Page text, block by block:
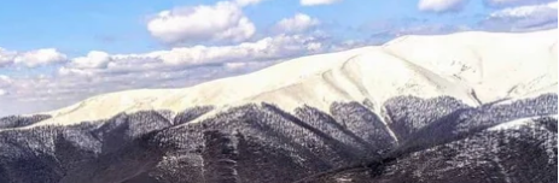
відділення надзвичайників та спецтехніку.
сніг.
ситуацій.
підніжжя гори Жид-Магура. До пошуків чоловіка 27
від гірських пошуково-рятувальних відділень